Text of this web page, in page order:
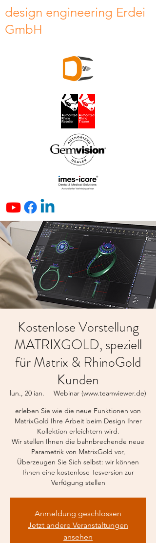
design engineering Erdei
GmbH
Kostenlose Vorstellung
MATRIXGOLD, speziell
für Matrix & RhinoGold
Kunden
lun., 20 ian.
  |
Webinar (www.teamviewer.de)
erleben Sie wie die neue Funktionen von
MatrixGold Ihre Arbeit beim Design Ihrer
Kollektion erleichtern wird.
Wir stellen Ihnen die bahnbrechende neue
Parametrik von MatrixGold vor,
Überzeugen Sie Sich selbst: wir können
Ihnen eine kostenlose Tesversion zur
Verfügung stellen
Anmeldung geschlossen
Jetzt andere Veranstaltungen
ansehen